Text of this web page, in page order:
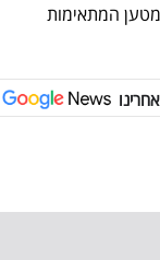
מטען המתאימות